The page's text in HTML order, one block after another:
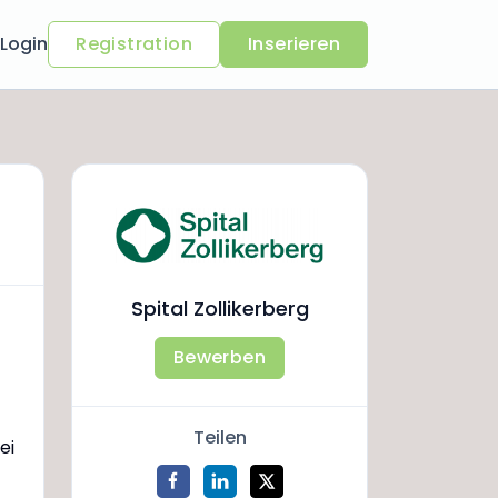
Login Registration Inserieren
Spital Zollikerberg
Bewerben
Teilen